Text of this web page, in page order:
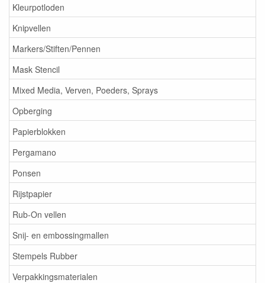
Kleurpotloden
Knipvellen
Markers/Stiften/Pennen
Mask Stencil
Mixed Media, Verven, Poeders, Sprays
Opberging
Papierblokken
Pergamano
Ponsen
Rijstpapier
Rub-On vellen
Snij- en embossingmallen
Stempels Rubber
Verpakkingsmaterialen